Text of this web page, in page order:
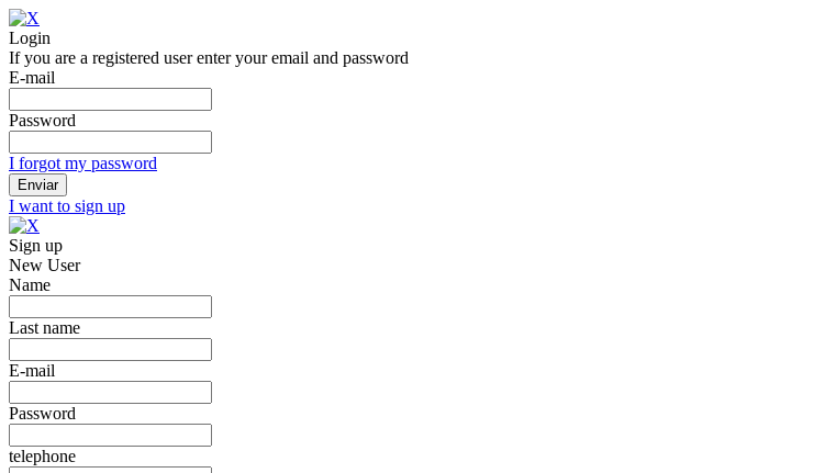
Login
If you are a registered user enter your email and password
E-mail
Password
I forgot my password
I want to sign up
Sign up
New User
Name
Last name
E-mail
Password
telephone